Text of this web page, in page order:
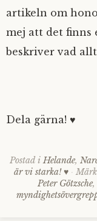
artikeln om
mej att det finns
beskriver vad
Dela gärna! ♥
Postad i Helande,
är vi starka! ♥
Peter Götzsche,